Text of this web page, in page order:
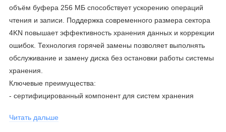
объём буфера 256 МБ способствует ускорению операций
чтения и записи. Поддержка современного размера сектора
4KN повышает эффективность хранения данных и коррекции
ошибок. Технология горячей замены позволяет выполнять
обслуживание и замену диска без остановки работы системы
хранения.
Ключевые преимущества:
- сертифицированный компонент для систем хранения
гарантирующий стабильную работу;
Читать дальше